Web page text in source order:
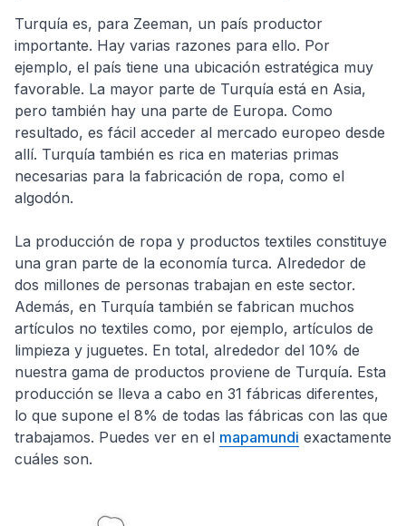
Turquía es, para Zeeman, un país productor
importante. Hay varias razones para ello. Por
ejemplo, el país tiene una ubicación estratégica muy
favorable. La mayor parte de Turquía está en Asia,
pero también hay una parte de Europa. Como
resultado, es fácil acceder al mercado europeo desde
allí. Turquía también es rica en materias primas
necesarias para la fabricación de ropa, como el
algodón.
La producción de ropa y productos textiles constituye
una gran parte de la economía turca. Alrededor de
dos millones de personas trabajan en este sector.
Además, en Turquía también se fabrican muchos
artículos no textiles como, por ejemplo, artículos de
limpieza y juguetes. En total, alrededor del 10% de
nuestra gama de productos proviene de Turquía. Esta
producción se lleva a cabo en 31 fábricas diferentes,
lo que supone el 8% de todas las fábricas con las que
trabajamos. Puedes ver en el mapamundi exactamente
cuáles son.